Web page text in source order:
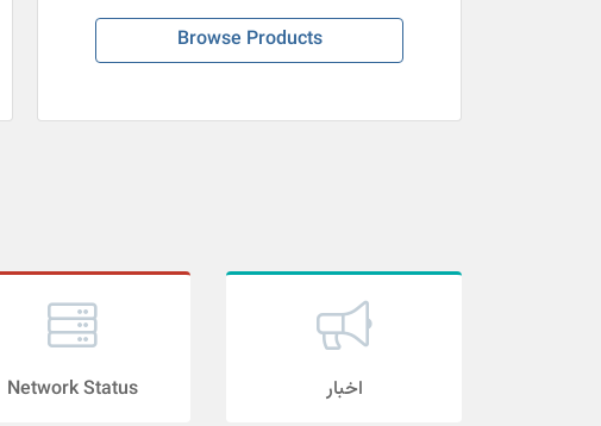
Browse Products
اخبار Network Status